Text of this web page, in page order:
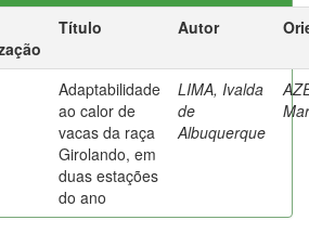
Título Autor
Adaptabilidade
ao calor de
vacas da raça
Girolando, em
duas estações
do ano
LIMA, Ivalda
de
Albuquerque